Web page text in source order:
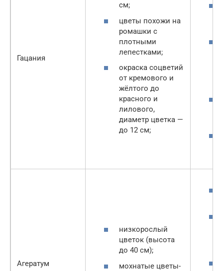
Гацания
см;
цветы похожи на
ромашки с
плотными
лепестками;
окраска соцветий
от кремового и
жёлтого до
красного и
лилового,
диаметр цветка —
до 12 см;
Агератум
низкорослый
цветок (высота
до 40 см);
мохнатые цветы-